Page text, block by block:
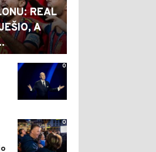
REAL
A
0
0